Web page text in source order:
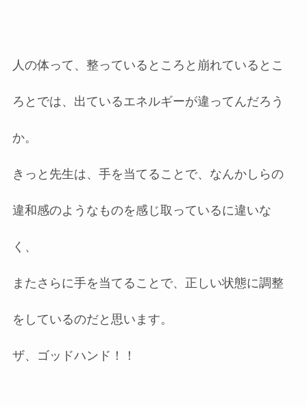
人の体って、整っているところと崩れているとこ
ろとでは、出ているエネルギーが違ってんだろう
か。
きっと先生は、手を当てることで、なんかしらの
違和感のようなものを感じ取っているに違いな
く、
またさらに手を当てることで、正しい状態に調整
をしているのだと思います。
ザ、ゴッドハンド！！